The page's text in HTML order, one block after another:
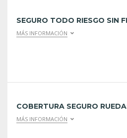
SEGURO TODO RIESGO SIN
MÁS INFORMACIÓN
COBERTURA SEGURO
MÁS INFORMACIÓN